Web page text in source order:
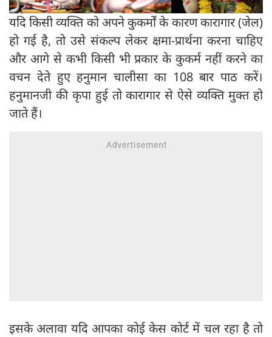
यदि किसी व्यक्ति को अपने कुकर्मों के कारण कारागार (जेल)
हो गई है, तो उसे संकल्प लेकर क्षमा-प्रार्थना करना चाहिए
और आगे से कभी किसी भी प्रकार के कुकर्म नहीं करने का
वचन देते हुए हनुमान चालीसा का 108 बार पाठ करें।
हनुमानजी की कृपा हुई तो कारागार से ऐसे व्यक्ति मुक्त हो
जाते हैं।
इसके अलावा यदि आपका कोई केस कोर्ट में चल रहा है तो